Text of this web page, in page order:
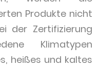
Produkte nicht
der Zertifizierung
Klimatypen
heißes und kaltes